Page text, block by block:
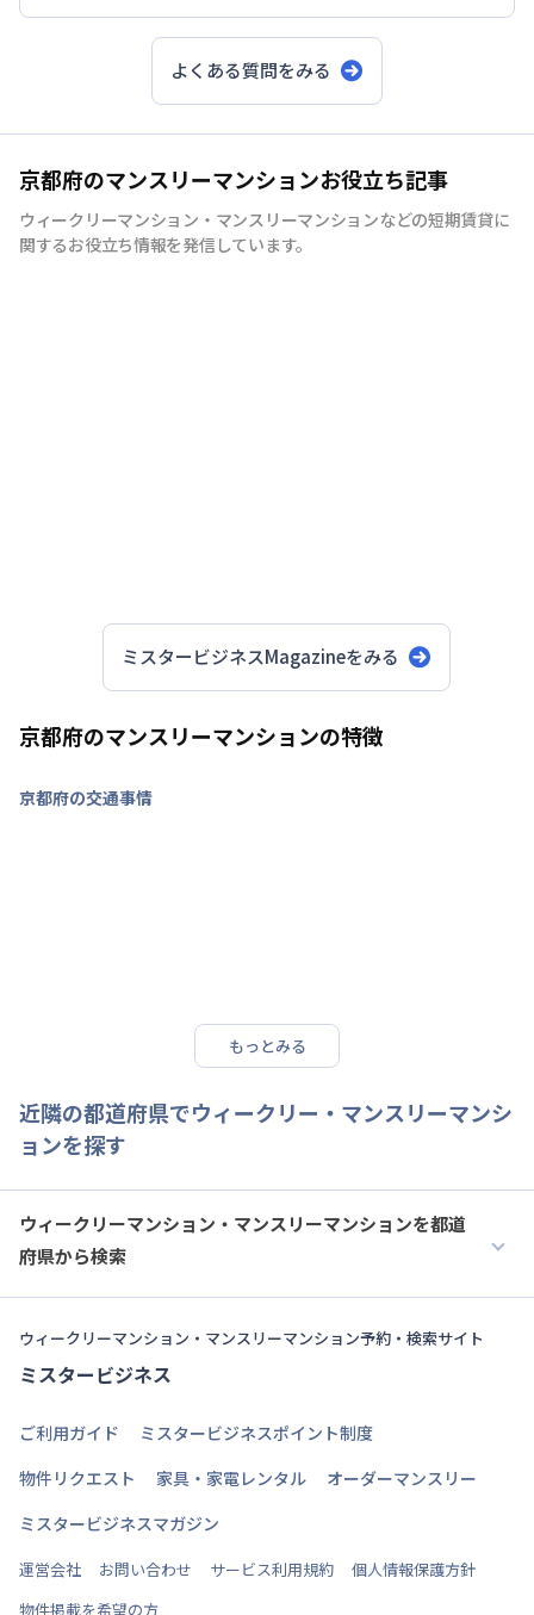
京都市下京区
京都の2名以上の入居可能な
マンスリーマンション
高級ハイクラスタイプのマ
ンスリーマンション
よくある質問をみる
京都府のマンスリーマンションお役立ち記事
ウィークリーマンション・マンスリーマンションなどの短期賃貸に
関するお役立ち情報を発信しています。
ミスタービジネスMagazineをみる
京都府のマンスリーマンションの特徴
京都府の交通事情
もっとみる
近隣の都道府県でウィークリー・マンスリーマンシ
ョンを探す
ウィークリーマンション・マンスリーマンションを都道
府県から検索
ウィークリーマンション・マンスリーマンション予約・検索サイト
ミスタービジネス
ご利用ガイド
ミスタービジネスポイント制度
物件リクエスト
家具・家電レンタル
オーダーマンスリー
ミスタービジネスマガジン
運営会社 お問い合わせ サービス利用規約
個人情報保護方針
物件掲載を希望の方